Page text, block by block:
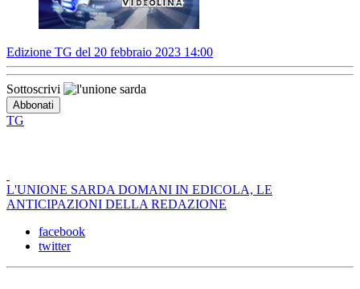
Edizione TG del 20 febbraio 2023 14:00
Sottoscrivi
TG
L'UNIONE SARDA DOMANI IN EDICOLA, LE
ANTICIPAZIONI DELLA REDAZIONE
facebook
twitter